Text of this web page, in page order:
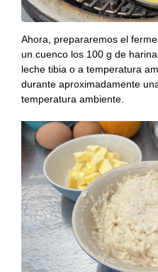
Ahora, prepararemos el
un cuenco los 100 g de
leche tibia o a temperatura
durante aproximadamente
temperatura ambiente.